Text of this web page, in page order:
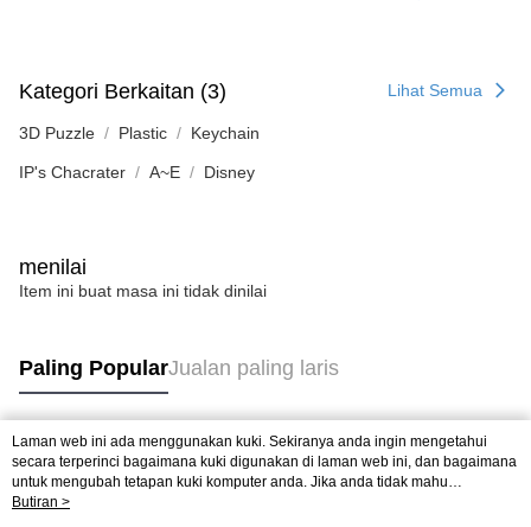
Kategori Berkaitan (3) Lihat Semua
3D Puzzle Plastic Keychain
IP's Chacrater A~E Disney
menilai
Item ini buat masa ini tidak dinilai
Paling PopularJualan paling laris
Tag Popular
Jualan paling laris
Laman web ini ada menggunakan kuki. Sekiranya anda ingin mengetahui
secara terperinci bagaimana kuki digunakan di laman web ini, dan bagaimana
untuk mengubah tetapan kuki komputer anda. Jika anda tidak mahu
menggunakan kuki di komputer anda, sila rujuk penerangan mengenai kuki.
Butiran >